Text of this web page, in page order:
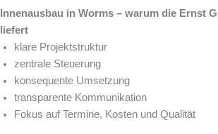
Innenausbau in Worms – warum die Ernst
liefert
klare Projektstruktur
zentrale Steuerung
konsequente Umsetzung
transparente Kommunikation
Fokus auf Termine, Kosten und Qualität